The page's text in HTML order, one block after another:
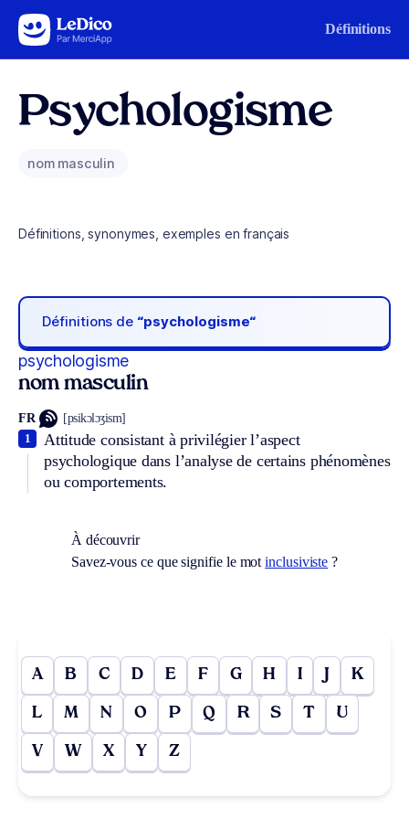
Aller au contenu Définitions
Psychologisme
nom masculin
Définitions, synonymes, exemples en français
Définitions de “psychologisme“
psychologisme
nom masculin
FR [psikɔlɔʒism]
Attitude consistant à privilégier l’aspect
psychologique dans l’analyse de certains phénomènes
ou comportements.
1
À découvrir
Savez-vous ce que signifie le motinclusiviste ?
A B C D E F G H I J K
L M N O P Q R S T U
V W X Y Z